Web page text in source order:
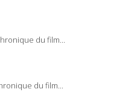
du film...
du film...